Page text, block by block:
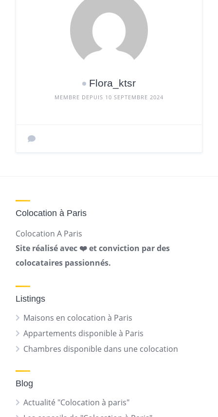
Flora_ktsr
MEMBRE DEPUIS 10 SEPTEMBRE 2024
Colocation à Paris
Colocation A Paris
Site réalisé avec ❤️ et conviction par des
colocataires passionnés.
Listings
Maisons en colocation à Paris
Appartements disponible à Paris
Chambres disponible dans une colocation
Blog
Actualité "Colocation à paris"